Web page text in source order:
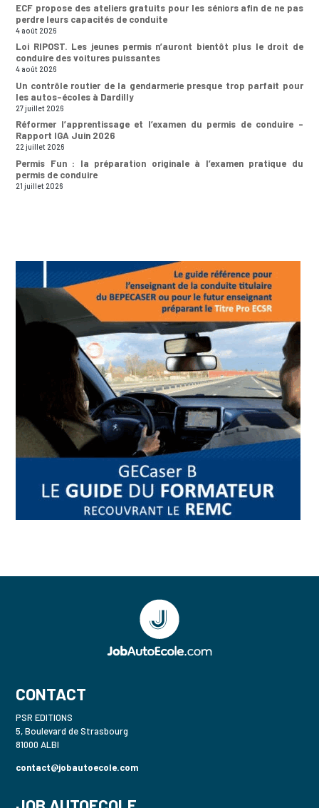
ECF propose des ateliers gratuits pour les séniors afin de ne pas
perdre leurs capacités de conduite
4 août 2026
Loi RIPOST. Les jeunes permis n’auront bientôt plus le droit de
conduire des voitures puissantes
4 août 2026
Un contrôle routier de la gendarmerie presque trop parfait pour
les autos-écoles à Dardilly
27 juillet 2026
Réformer l’apprentissage et l’examen du permis de conduire –
Rapport IGA Juin 2026
22 juillet 2026
Permis Fun : la préparation originale à l’examen pratique du
permis de conduire
21 juillet 2026
CONTACT
PSR EDITIONS
5, Boulevard de Strasbourg
81000 ALBI
contact@jobautoecole.com